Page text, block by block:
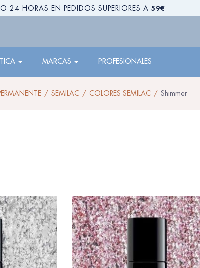
24 HORAS EN PEDIDOS SUPERIORES A 59€
MARCAS PROFESIONALES
SEMILAC COLORES SEMILAC Shimmer